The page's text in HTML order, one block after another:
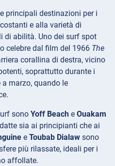
principali destinazioni per i
e alla varietà di
di abilità. Uno dei surf spot
celebre dal film del 1966 The
corallina di destra, vicino
soprattutto durante i
marzo, quando le
sono Yoff Beach e Ouakam
sia ai principianti che ai
e Toubab Dialaw sono
più rilassate, ideali per i
affollate.